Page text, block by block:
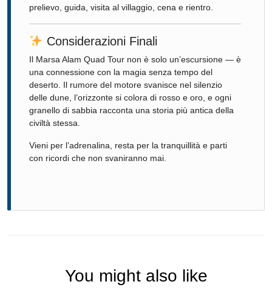
prelievo, guida, visita al villaggio, cena e rientro.
Considerazioni Finali
Il Marsa Alam Quad Tour non è solo un’escursione — è
una connessione con la magia senza tempo del
deserto. Il rumore del motore svanisce nel silenzio
delle dune, l’orizzonte si colora di rosso e oro, e ogni
granello di sabbia racconta una storia più antica della
civiltà stessa.
Vieni per l’adrenalina, resta per la tranquillità e parti
con ricordi che non svaniranno mai.
You might also like